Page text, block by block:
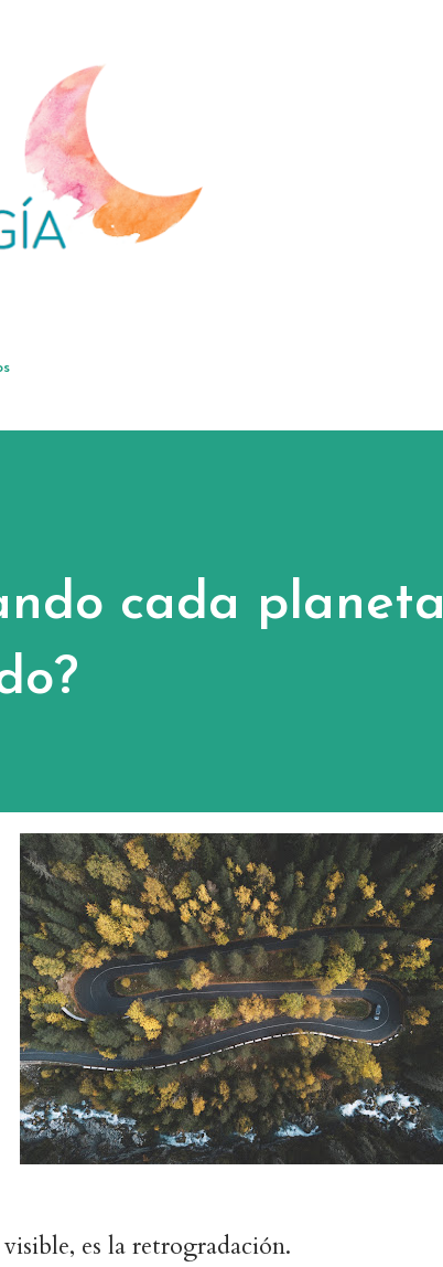
cada planeta
es la retrogradación.